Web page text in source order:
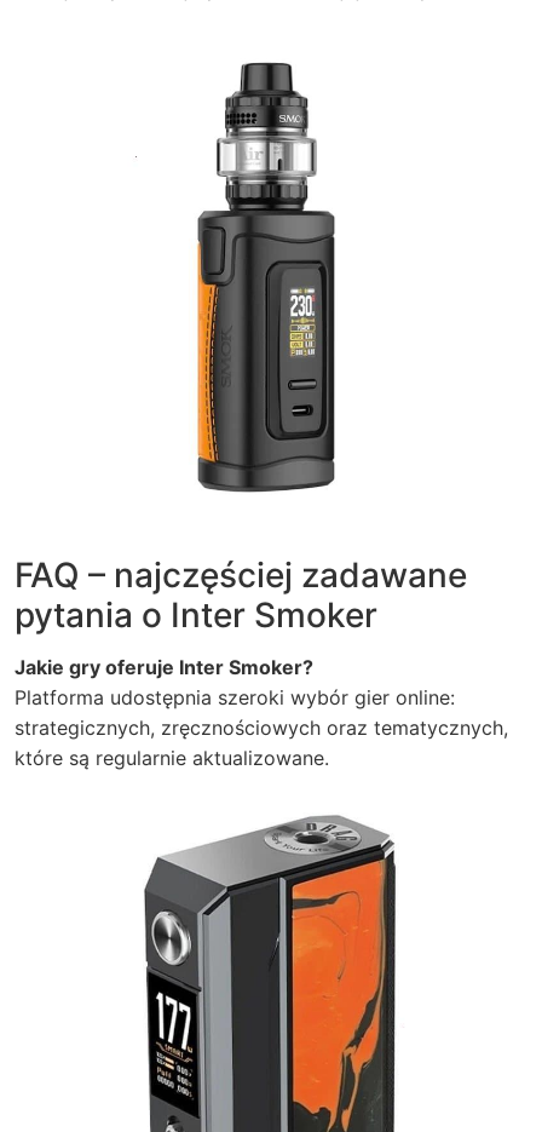
FAQ – najczęściej zadawane
pytania o Inter Smoker
Jakie gry oferuje Inter Smoker?
Platforma udostępnia szeroki wybór gier online:
strategicznych, zręcznościowych oraz tematycznych,
które są regularnie aktualizowane.